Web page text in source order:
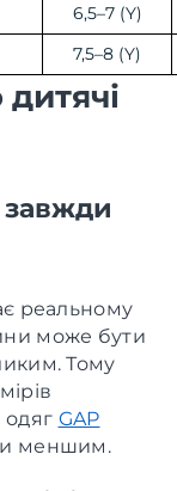
6,5–7 (Y)
7,5–8 (Y)
завжди
реальному
може бути
Тому
GAP
меншим.